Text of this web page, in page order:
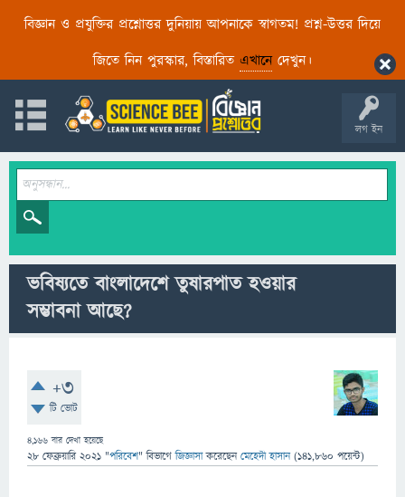
বিজ্ঞান ও প্রযুক্তির প্রশ্নোত্তর দুনিয়ায় আপনাকে স্বাগতম! প্রশ্ন-উত্তর দিয়ে
জিতে নিন পুরস্কার, বিস্তারিত এখানেদেখুন।
লগ ইন
ভবিষ্যতে বাংলাদেশে তুষারপাত হওয়ার
সম্ভাবনা আছে?
+3
টি ভোট
4,166 বার দেখা হয়েছে
28 ফেব্রুয়ারি 2021 "পরিবেশ" বিভাগে জিজ্ঞাসাকরেছেনমেহেদী হাসান (141,860 পয়েন্ট)